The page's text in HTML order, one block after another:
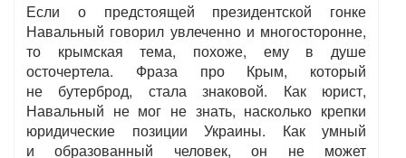
Если о предстоящей президентской гонке
Навальный говорил увлеченно и многосторонне,
то крымская тема, похоже, ему в душе
осточертела. Фраза про Крым, который
не бутерброд, стала знаковой. Как юрист,
Навальный не мог не знать, насколько крепки
юридические позиции Украины. Как умный
и образованный человек, он не может